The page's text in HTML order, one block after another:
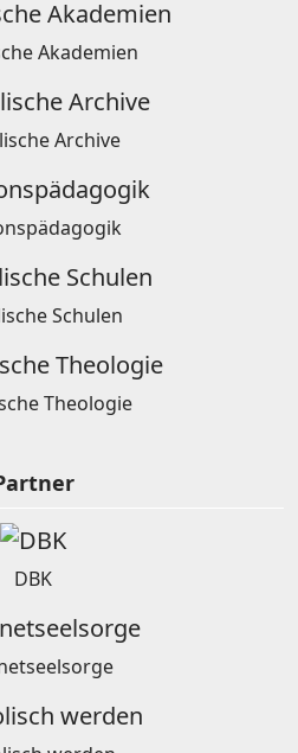
Akademien
Archive
Schulen
Theologie
DBK